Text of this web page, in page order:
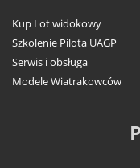
Kup Lot widokowy
Szkolenie Pilota UAGP
Serwis i obsługa
Modele Wiatrakowców